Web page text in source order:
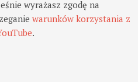
wyrażasz zgodę na
warunków korzystania z
.